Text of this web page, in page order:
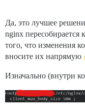
Да, это лучшее
nginx
того, что изменения
вносите их напрямую
Изначально (внутри